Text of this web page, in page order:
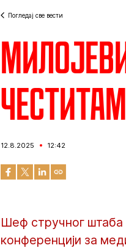
Погледај све вести
12.8.2025 12:42
Шеф стручног штаба
конференцији за